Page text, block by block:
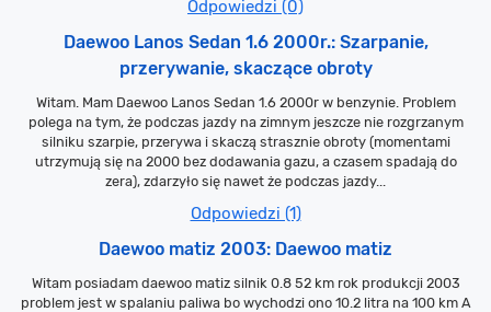
Odpowiedzi (0)
Daewoo Lanos Sedan 1.6 2000r.: Szarpanie,
przerywanie, skaczące obroty
Witam. Mam Daewoo Lanos Sedan 1.6 2000r w benzynie. Problem
polega na tym, że podczas jazdy na zimnym jeszcze nie rozgrzanym
silniku szarpie, przerywa i skaczą strasznie obroty (momentami
utrzymują się na 2000 bez dodawania gazu, a czasem spadają do
zera), zdarzyło się nawet że podczas jazdy...
Odpowiedzi (1)
Daewoo matiz 2003: Daewoo matiz
Witam posiadam daewoo matiz silnik 0.8 52 km rok produkcji 2003
problem jest w spalaniu paliwa bo wychodzi ono 10.2 litra na 100 km A